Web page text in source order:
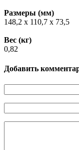
Размеры (мм)
148,2 x 110,7 x 73,5
Вес (кг)
0,82
Добавить